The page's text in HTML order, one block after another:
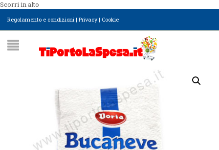
Scorri in alto
Regolamento e condizioni | Privacy| Cookie